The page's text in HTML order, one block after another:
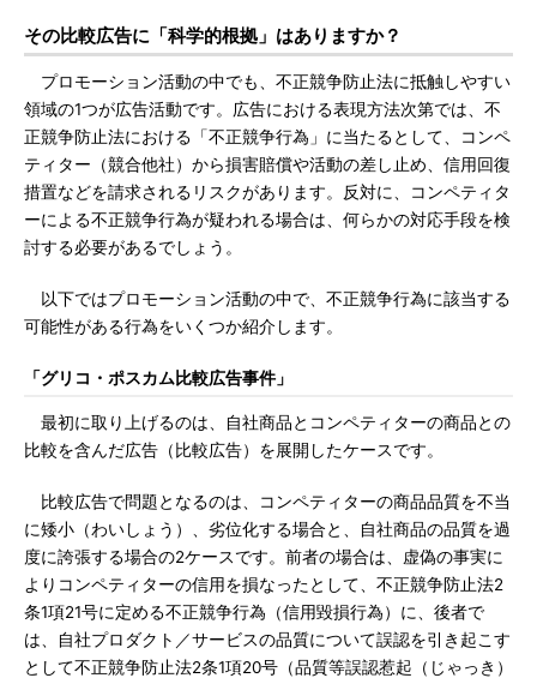
その比較広告に「科学的根拠」はありますか？
プロモーション活動の中でも、不正競争防止法に抵触しやすい
領域の1つが広告活動です。広告における表現方法次第では、不
正競争防止法における「不正競争行為」に当たるとして、コンペ
ティター（競合他社）から損害賠償や活動の差し止め、信用回復
措置などを請求されるリスクがあります。反対に、コンペティタ
ーによる不正競争行為が疑われる場合は、何らかの対応手段を検
討する必要があるでしょう。
以下ではプロモーション活動の中で、不正競争行為に該当する
可能性がある行為をいくつか紹介します。
「グリコ・ポスカム比較広告事件」
最初に取り上げるのは、自社商品とコンペティターの商品との
比較を含んだ広告（比較広告）を展開したケースです。
比較広告で問題となるのは、コンペティターの商品品質を不当
に矮小（わいしょう）、劣位化する場合と、自社商品の品質を過
度に誇張する場合の2ケースです。前者の場合は、虚偽の事実に
よりコンペティターの信用を損なったとして、不正競争防止法2
条1項21号に定める不正競争行為（信用毀損行為）に、後者で
は、自社プロダクト／サービスの品質について誤認を引き起こす
として不正競争防止法2条1項20号（品質等誤認惹起（じゃっき）